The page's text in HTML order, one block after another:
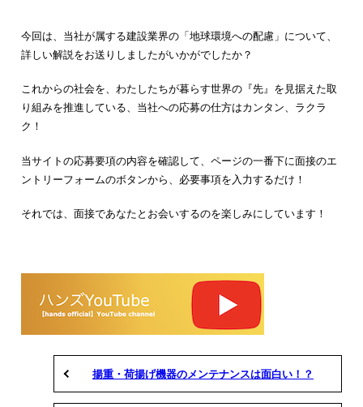
今回は、当社が属する建設業界の「地球環境への配慮」について、
詳しい解説をお送りしましたがいかがでしたか？
これからの社会を、わたしたちが暮らす世界の『先』を見据えた取
り組みを推進している、当社への応募の仕方はカンタン、ラクラ
ク！
当サイトの応募要項の内容を確認して、ページの一番下に面接のエ
ントリーフォームのボタンから、必要事項を入力するだけ！
それでは、面接であなたとお会いするのを楽しみにしています！
揚重・荷揚げ機器のメンテナンスは面白い！？